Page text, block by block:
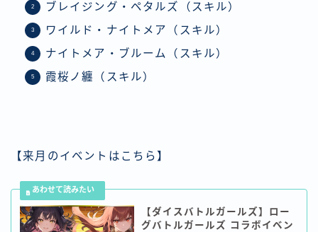
ブレイジング・ペタルズ（スキル）
ワイルド・ナイトメア（スキル）
ナイトメア・ブルーム（スキル）
霞桜ノ纏（スキル）
【来月のイベントはこちら】
【ダイスバトルガールズ】ロー
グバトルガールズ コラボイベン